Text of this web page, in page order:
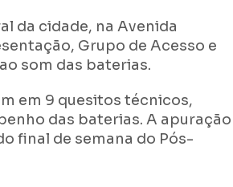
da cidade, na Avenida
Grupo de Acesso e
som das baterias.
em 9 quesitos técnicos,
das baterias. A apuração
final de semana do Pós-